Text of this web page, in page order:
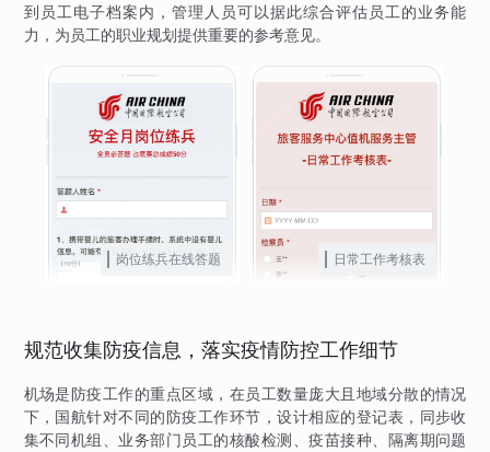
到员工电子档案内，管理人员可以据此综合评估员工的业务能
力，为员工的职业规划提供重要的参考意见。
岗位练兵在线答题 日常工作考核表
规范收集防疫信息，落实疫情防控工作细节
机场是防疫工作的重点区域，在员工数量庞大且地域分散的情况
下，国航针对不同的防疫工作环节，设计相应的登记表，同步收
集不同机组、业务部门员工的核酸检测、疫苗接种、隔离期问题